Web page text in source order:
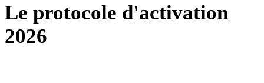
Le protocole d'activation
2026